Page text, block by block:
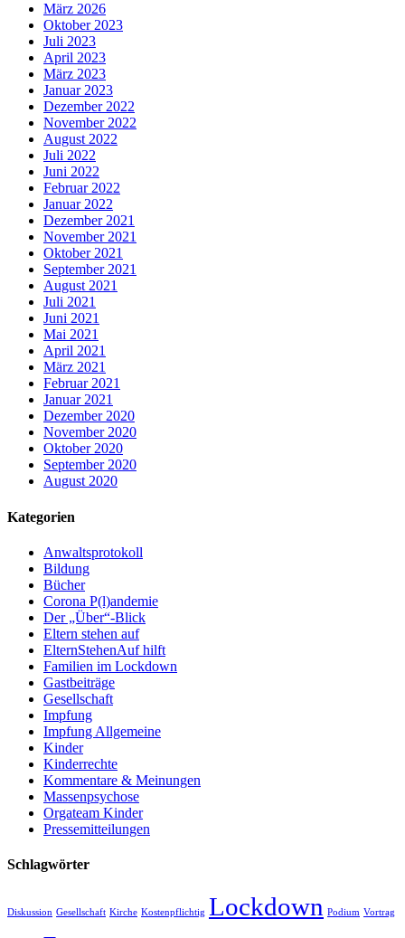
März 2026
Oktober 2023
Juli 2023
April 2023
März 2023
Januar 2023
Dezember 2022
November 2022
August 2022
Juli 2022
Juni 2022
Februar 2022
Januar 2022
Dezember 2021
November 2021
Oktober 2021
September 2021
August 2021
Juli 2021
Juni 2021
Mai 2021
April 2021
März 2021
Februar 2021
Januar 2021
Dezember 2020
November 2020
Oktober 2020
September 2020
August 2020
Kategorien
Anwaltsprotokoll
Bildung
Bücher
Corona P(l)andemie
Der „Über“-Blick
Eltern stehen auf
ElternStehenAuf hilft
Familien im Lockdown
Gastbeiträge
Gesellschaft
Impfung
Impfung Allgemeine
Kinder
Kinderrechte
Kommentare & Meinungen
Massenpsychose
Orgateam Kinder
Pressemitteilungen
Schlagwörter
Diskussion Gesellschaft Kirche Kostenpflichtig Lockdown Podium Vortrag